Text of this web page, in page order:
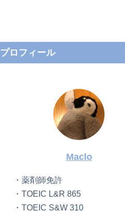
プロフィール
Maclo
・薬剤師免許
・TOEIC L&R 865
・TOEIC S&W 310